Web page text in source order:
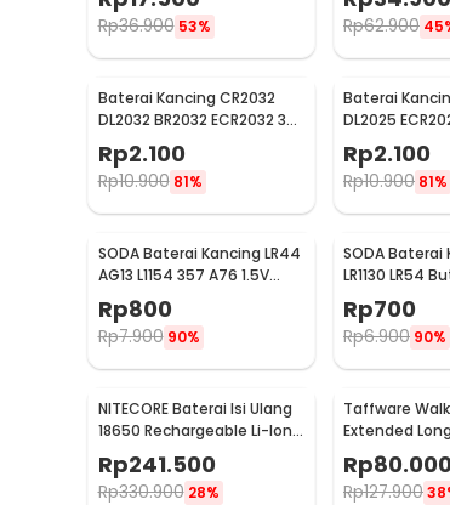
Rp36.900 53%
HR4
Rp62.900
Baterai Kancing CR2032
DL2032 BR2032 ECR2032 3V
Lithium 1 PCS
Rp2.100
Rp10.900 81%
Baterai
DL2025
Cell 3V Lithium
Rp2.100
Rp10.900 81%
SODA Baterai Kancing LR44
AG13 L1154 357 A76 1.5V
Alkaline 1 PCS
Rp800
Rp7.900 90%
SODA Baterai
LR1130 LR54
Alkaline 1 PCS
Rp700
Rp6.900 90%
NITECORE Baterai Isi Ulang
18650 Rechargeable Li-Ion
3.7V 3400mAh 1PCS -
NL1834
Rp241.500
Rp330.900 28%
Taffware
Extended
3800mAh - BL-
Rp80.000
Rp127.900